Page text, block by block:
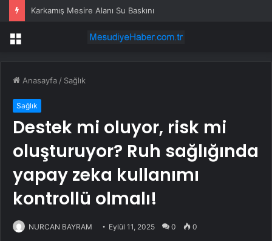
Karkamış Mesire Alanı Su Baskını
Menü
Anasayfa / Sağlık
Sağlık
Destek mi oluyor, risk mi
oluşturuyor? Ruh sağlığında
yapay zeka kullanımı
kontrollü olmalı!
NURCAN BAYRAM Eylül 11, 2025 0 0